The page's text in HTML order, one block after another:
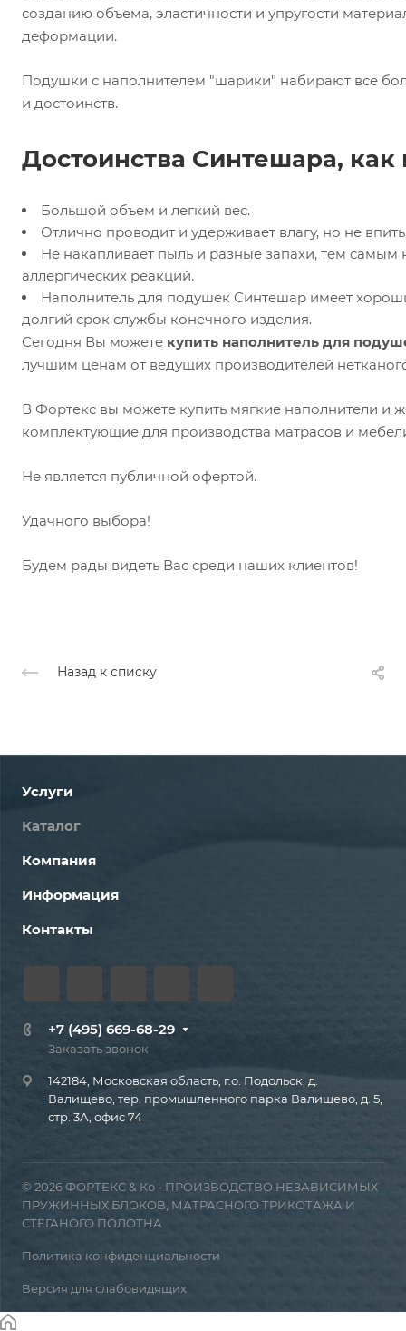
созданию объема, эластичности и упругости
деформации.
Подушки с наполнителем "шарики" набирают все
и достоинств.
Достоинства Синтешара,
Большой объем и легкий вес.
Отлично проводит и удерживает влагу, но не
Не накапливает пыль и разные запахи, тем
аллергических реакций.
Наполнитель для подушек Синтешар имеет
долгий срок службы конечного изделия.
Сегодня Вы можете купить наполнитель для
лучшим ценам от ведущих производителей
В Фортекс вы можете купить мягкие наполнители и
комплектующие для производства матрасов и
Не является публичной офертой.
Удачного выбора!
Будем рады видеть Вас среди наших клиентов!
Назад к списку
Услуги
Каталог
Компания
Информация
Контакты
+7 (495) 669-68-29
Заказать звонок
142184, Московская область, г.о. Подольск, д.
Валищево, тер. промышленного парка Валищево, д. 5,
стр. 3А, офис 74
© 2026 ФОРТЕКС & Ко - ПРОИЗВОДСТВО НЕЗАВИСИМЫХ
ПРУЖИННЫХ БЛОКОВ, МАТРАСНОГО ТРИКОТАЖА И
СТЁГАНОГО ПОЛОТНА
Политика конфиденциальности
Версия для слабовидящих